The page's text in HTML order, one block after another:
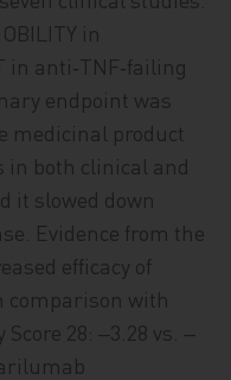
in
in anti‑TNF‑failing
endpoint was
medicinal product
in both clinical and
it slowed down
Evidence from the
efficacy of
with
28: ‒3.28 vs. ‒